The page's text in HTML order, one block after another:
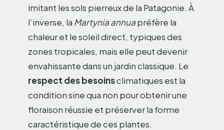
imitant les sols pierreux de la Patagonie. À
l’inverse, la Martynia annuapréfère la
chaleur et le soleil direct, typiques des
zones tropicales, mais elle peut devenir
envahissante dans un jardin classique. Le
respect des besoinsclimatiques est la
condition sine qua non pour obtenir une
floraison réussie et préserver la forme
caractéristique de ces plantes.